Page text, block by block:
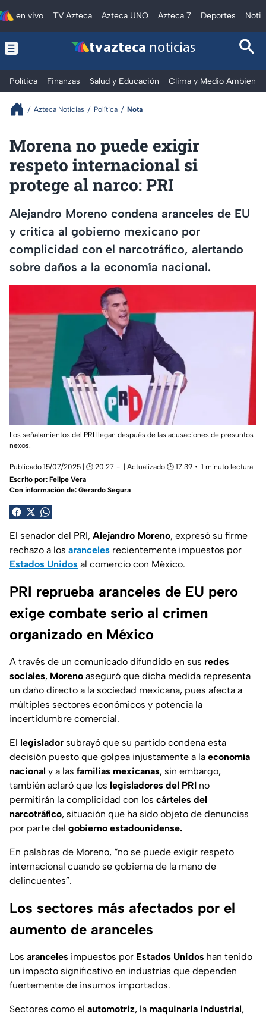
en vivo TV Azteca Azteca UNO Azteca 7 Deportes
tv azteca noticias
Política Finanzas Salud y Educación Clima y Medio Ambiente
Azteca Noticias Política Nota
Morena no puede exigir
respeto internacional si
protege al narco: PRI
Alejandro Moreno condena aranceles de EU
y critica al gobierno mexicano por
complicidad con el narcotráfico, alertando
sobre daños a la economía nacional.
Los señalamientos del PRI llegan después de las acusaciones de presuntos
nexos.
Publicado 15/07/2025 | 🕑 20:27 | Actualizado 🕑 17:39
1 minuto lectura
Escrito por: Felipe Vera
Con información de: Gerardo Segura
El senador del PRI, Alejandro Moreno, expresó su firme
rechazo a los aranceles recientemente impuestos por
Estados Unidos al comercio con México.
PRI reprueba aranceles de EU pero
exige combate serio al crimen
organizado en México
A través de un comunicado difundido en sus redes
sociales, Moreno aseguró que dicha medida representa
un daño directo a la sociedad mexicana, pues afecta a
múltiples sectores económicos y potencia la
incertidumbre comercial.
El legislador subrayó que su partido condena esta
decisión puesto que golpea injustamente a la economía
nacional y a las familias mexicanas, sin embargo,
también aclaró que los legisladores del PRI no
permitirán la complicidad con los cárteles del
narcotráfico, situación que ha sido objeto de denuncias
por parte del gobierno estadounidense.
En palabras de Moreno, “no se puede exigir respeto
internacional cuando se gobierna de la mano de
delincuentes”.
Los sectores más afectados por el
aumento de aranceles
Los aranceles impuestos por Estados Unidos han tenido
un impacto significativo en industrias que dependen
fuertemente de insumos importados.
Sectores como el automotriz, la maquinaria industrial,